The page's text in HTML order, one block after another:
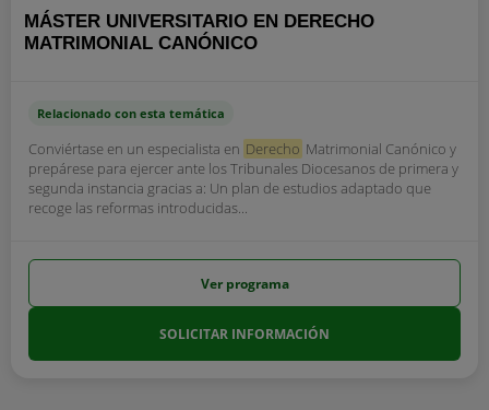
MÁSTER UNIVERSITARIO EN DERECHO
MATRIMONIAL CANÓNICO
Relacionado con esta temática
Conviértase en un especialista en Derecho Matrimonial Canónico y
prepárese para ejercer ante los Tribunales Diocesanos de primera y
segunda instancia gracias a: Un plan de estudios adaptado que
recoge las reformas introducidas...
Ver programa
SOLICITAR INFORMACIÓN